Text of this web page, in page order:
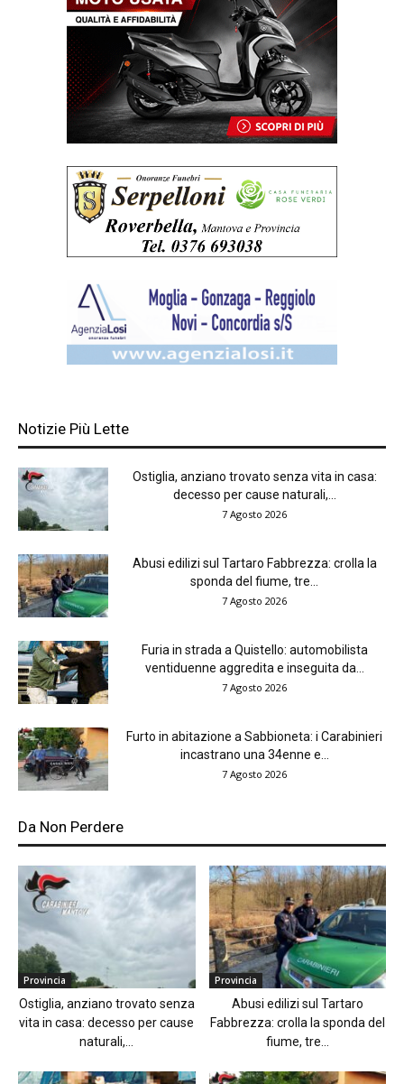
Notizie Più Lette
Ostiglia, anziano trovato senza vita in casa:
decesso per cause naturali,...
7 Agosto 2026
Abusi edilizi sul Tartaro Fabbrezza: crolla la
sponda del fiume, tre...
7 Agosto 2026
Furia in strada a Quistello: automobilista
ventiduenne aggredita e inseguita da...
7 Agosto 2026
Furto in abitazione a Sabbioneta: i Carabinieri
incastrano una 34enne e...
7 Agosto 2026
Da Non Perdere
Provincia
Ostiglia, anziano trovato senza
vita in casa: decesso per cause
naturali,...
Provincia
Abusi edilizi sul Tartaro
Fabbrezza: crolla la sponda del
fiume, tre...